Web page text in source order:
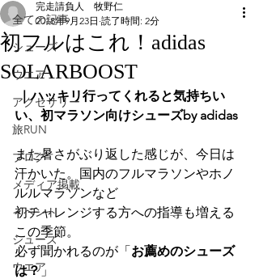
全ての記事
シューズ
ウエア
アクセサリー
旅RUN
ブログ
メディア掲載
イベント
シューズ
ウエア
初フルはこれ！adidas
SOLARBOOST
完走請負人 牧野仁
2018年9月23日 読了時間: 2分
｜ハッキリ行ってくれると気持ちい
い、初マラソン向けシューズby adidas
また暑さがぶり返した感じが、今日は
汗かいた。国内のフルマラソンやホノ
ルルマラソンなど
初チャレンジする方への指導も増える
この季節。
必ず聞かれるのが「お薦めのシューズ
は？」